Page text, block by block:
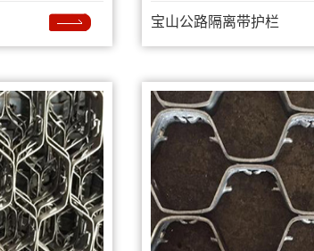
宝山公路隔离带护栏